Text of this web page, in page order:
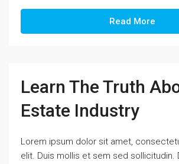
Read More
Learn The Truth
Estate Industry
Lorem ipsum dolor sit amet,
elit. Duis mollis et sem sed sollicitudin.